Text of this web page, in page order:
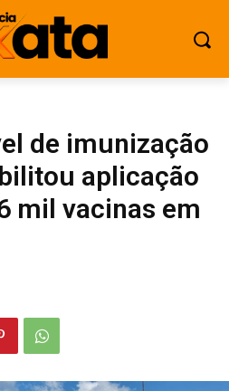
de imunização
aplicação
mil vacinas em